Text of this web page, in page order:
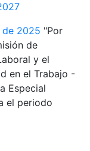
de 2025 "Por
de
y el
en el Trabajo -
Especial
el periodo